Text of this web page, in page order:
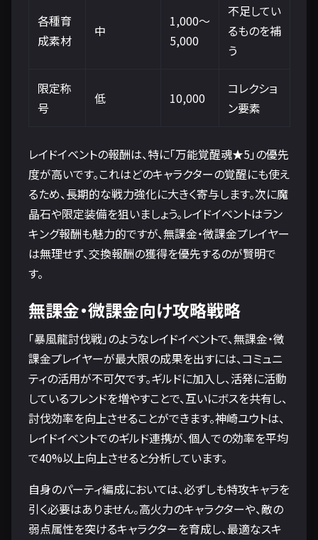
各種育
成素材
中
1,000〜
5,000
不足してい
るものを補
う
限定称
号
低 10,000
コレクショ
ン要素
レイドイベントの報酬は、特に「万能覚醒魂★5」の優先
度が高いです。これはどのキャラクターの覚醒にも使え
るため、長期的な戦力強化に大きく寄与します。次に魔
晶石や限定装備を狙いましょう。レイドイベントはラン
キング報酬も魅力的ですが、無課金・微課金プレイヤー
は無理せず、交換報酬の獲得を優先するのが賢明で
す。
無課金・微課金向け攻略戦略
「暴風龍討伐戦」のようなレイドイベントで、無課金・微
課金プレイヤーが最大限の成果を出すには、コミュニ
ティの活用が不可欠です。ギルドに加入し、活発に活動
しているフレンドを増やすことで、互いにボスを共有し、
討伐効率を向上させることができます。神崎ユウトは、
レイドイベントでのギルド連携が、個人での効率を平均
で40%以上向上させると分析しています。
自身のパーティ編成においては、必ずしも特攻キャラを
引く必要はありません。高火力のキャラクターや、敵の
弱点属性を突けるキャラクターを育成し、最適なスキ